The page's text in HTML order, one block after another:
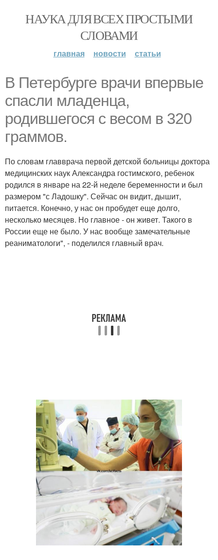
НАУКА ДЛЯ ВСЕХ ПРОСТЫМИ
СЛОВАМИ
главная новости статьи
В Петербурге врачи впервые
спасли младенца,
родившегося с весом в 320
граммов.
По словам главврача первой детской больницы доктора
медицинских наук Александра гостимского, ребенок
родился в январе на 22-й неделе беременности и был
размером "с Ладошку". Сейчас он видит, дышит,
питается. Конечно, у нас он пробудет еще долго,
несколько месяцев. Но главное - он живет. Такого в
России еще не было. У нас вообще замечательные
реаниматологи", - поделился главный врач.